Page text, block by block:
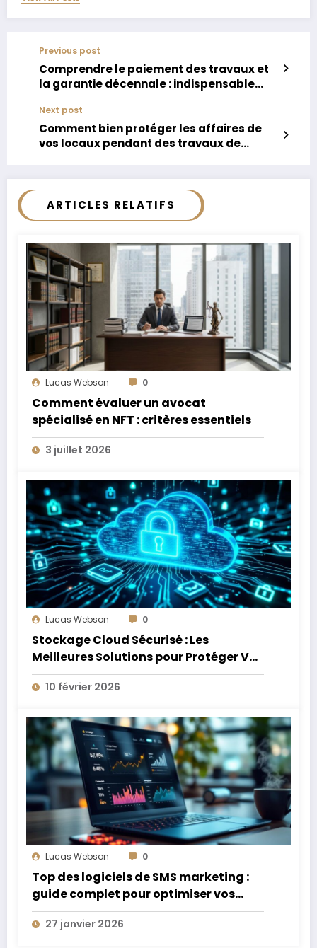
Previous post
Comprendre le paiement des travaux et
la garantie décennale : indispensable
Next post
Comment bien protéger les affaires de
vos locaux pendant des travaux de
ARTICLES RELATIFS
Lucas Webson 0
Comment évaluer un avocat
spécialisé en NFT : critères essentiels
3 juillet 2026
Lucas Webson 0
Stockage Cloud Sécurisé : Les
Meilleures Solutions pour Protéger Vos
Données Sensibles
10 février 2026
Lucas Webson 0
Top des logiciels de SMS marketing :
guide complet pour optimiser vos
campagnes
27 janvier 2026